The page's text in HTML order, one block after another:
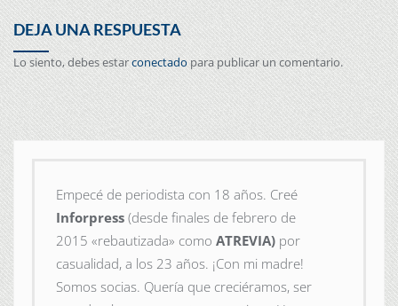
DEJA UNA RESPUESTA
Lo siento, debes estarconectadopara publicar un comentario.
Empecé de periodista con 18 años. Creé
Inforpress (desde finales de febrero de
2015 «rebautizada» como ATREVIA) por
casualidad, a los 23 años. ¡Con mi madre!
Somos socias. Quería que creciéramos, ser